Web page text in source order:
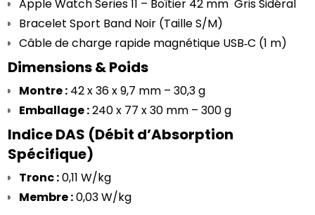
Apple Watch Series 11 – Boîtier 42 mm  Gris Sidéral
Bracelet Sport Band Noir (Taille S/M)
Câble de charge rapide magnétique USB‑C (1 m)
Dimensions & Poids
Montre : 42 x 36 x 9,7 mm – 30,3 g
Emballage : 240 x 77 x 30 mm – 300 g
Indice DAS (Débit d’Absorption
Spécifique)
Tronc : 0,11 W/kg
Membre : 0,03 W/kg